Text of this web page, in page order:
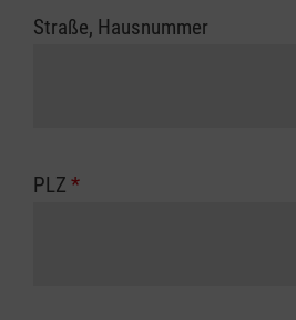
Straße, Hausnummer
PLZ *